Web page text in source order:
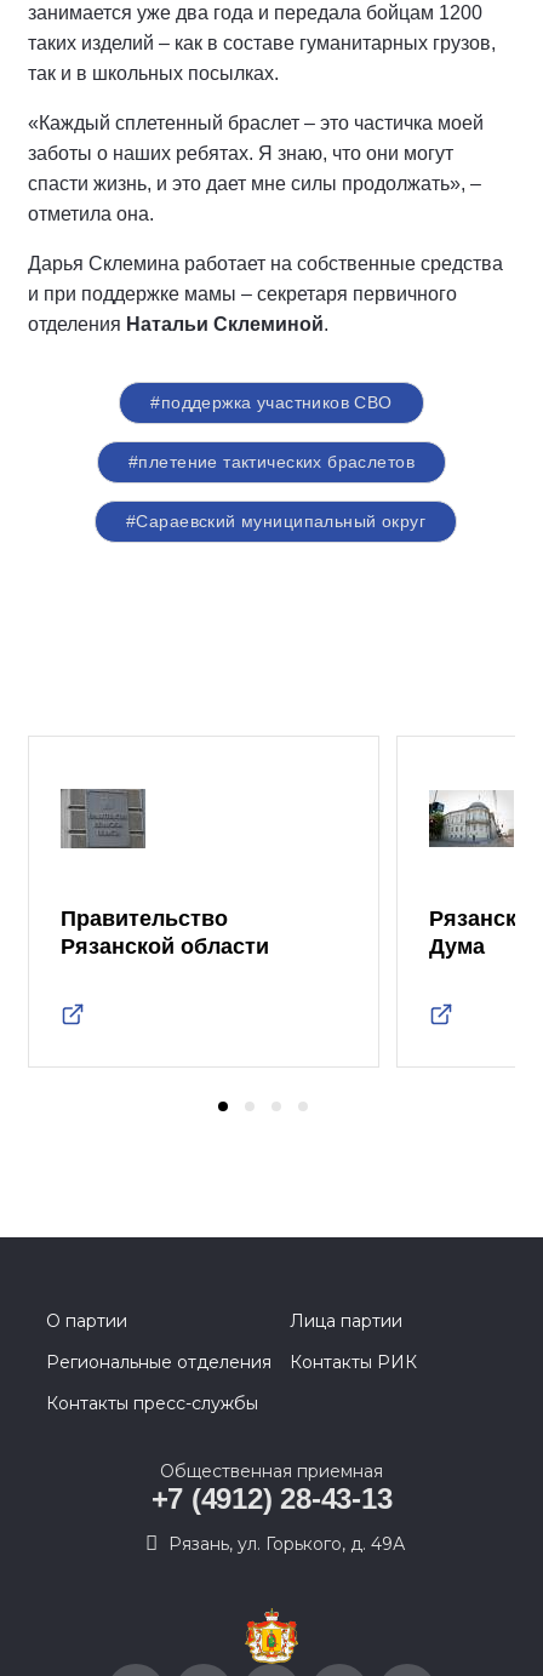
занимается уже два года и передала бойцам 1200
таких изделий – как в составе гуманитарных грузов,
так и в школьных посылках.
«Каждый сплетенный браслет – это частичка моей
заботы о наших ребятах. Я знаю, что они могут
спасти жизнь, и это дает мне силы продолжать», –
отметила она.
Дарья Склемина работает на собственные средства
и при поддержке мамы – секретаря первичного
отделения Натальи Склеминой.
#поддержка участников СВО
#плетение тактических браслетов
#Сараевский муниципальный округ
Правительство
Рязанской области
Дума
О партии
Лица партии
Региональные отделения
Контакты РИК
Контакты пресс-службы
Общественная приемная
+7 (4912) 28-43-13
Рязань, ул. Горького, д. 49А